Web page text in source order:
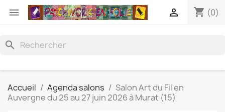
 shopping_cart (0)

search
Accueil Agenda salons
Salon Art du Fil en
Auvergne du 25 au 27 juin 2026 à Murat (15)